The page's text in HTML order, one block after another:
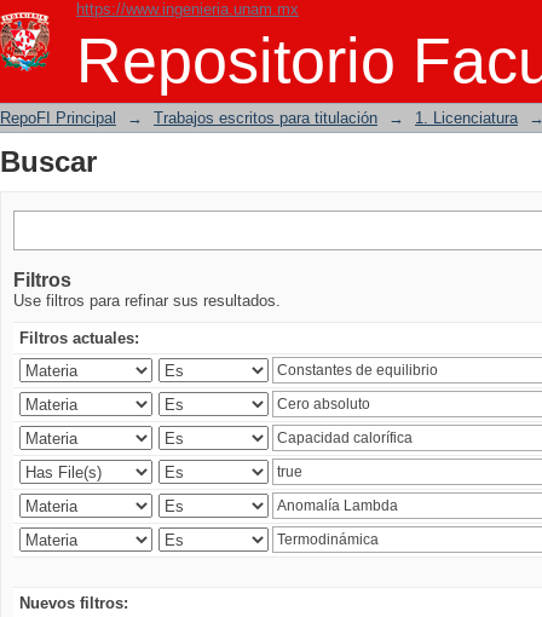
https://www.ingenieria.unam.mx
Repositorio
Buscar
RepoFI Principal → Trabajos escritos para titulación → 1. Licenciatura
Buscar
Filtros
Use filtros para refinar sus resultados.
Filtros actuales:
Nuevos filtros: